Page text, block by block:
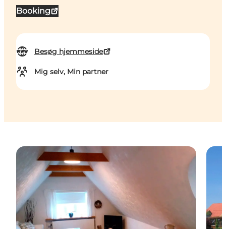
Booking
Besøg hjemmeside
Mig selv, Min partner